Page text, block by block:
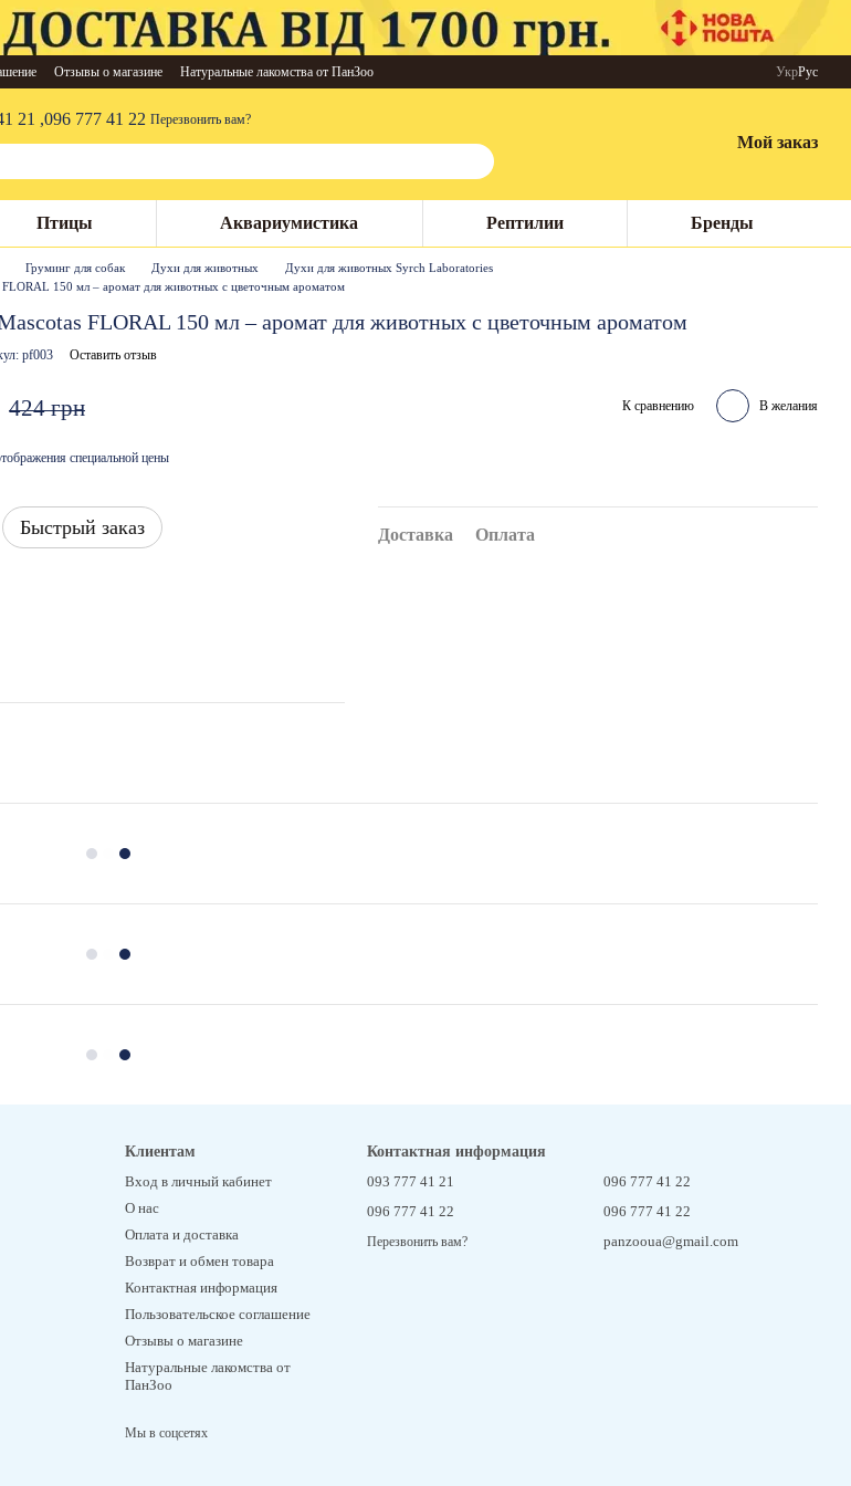
Отзывы о магазине Натуральные лакомства от ПанЗоо УкрРус
21 ,096 777 41 22 Перезвонить вам?
Мой заказ
Птицы Аквариумистика Рептилии Бренды
Груминг для собак Духи для животных
Духи для животных Syrch Laboratories
FLORAL 150 мл – аромат для животных с цветочным ароматом
FLORAL 150 мл – аромат для животных с цветочным ароматом
pf003 Оставить отзыв
424 грн К сравнению В желания
специальной цены
Быстрый заказ Доставка Оплата
Клиентам
Вход в личный кабинет
О нас
Оплата и доставка
Возврат и обмен товара
Контактная информация
Пользовательское соглашение
Отзывы о магазине
Натуральные лакомства от
ПанЗоо
Мы в соцсетях
Контактная информация
093 777 41 21
096 777 41 22
Перезвонить вам?
096 777 41 22
096 777 41 22
panzooua@gmail.com